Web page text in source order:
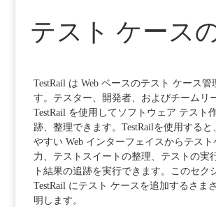
テスト ケース
TestRail は Web ベースのテスト ケース管
す。テスター、開発者、およびチームリ
TestRail を使用してソフトウェア テスト
跡、整理できます。TestRailを使用する
やすい Web インターフェイスからテスト
力、テストスイートの整理、テストの実
ト結果の追跡を実行できます。このセク
TestRail にテスト ケースを追加するさま
明します。